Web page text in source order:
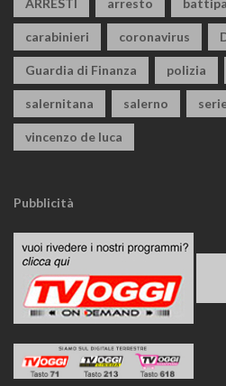
ARRESTI arresto
carabinieri coronavirus
Guardia di Finanza polizia
salernitana salerno
vincenzo de luca
Pubblicità